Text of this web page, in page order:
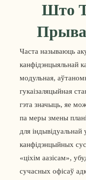
Што
Часта называюць
канфідэнцыяльнай
модульная,
гукаізаляцыйная
гэта значыць, яе
па меры змены
для індывідуальнай
канфідэнцыйных
«ціхім аазісам»,
сучасных офісаў